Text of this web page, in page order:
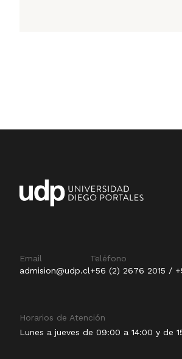
Email
admision@udp.cl
Teléfono
+56 (2) 2676 2015 /
Horarios de Atención
Lunes a jueves de 09:00 a 14:00 y de